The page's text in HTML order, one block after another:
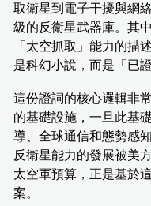
取衛星到電子干擾與網
級的反衛星武器庫。其
「太空抓取」能力的描
是科幻小說，而是「已
這份證詞的核心邏輯非
的基礎設施，一旦此基
導、全球通信和態勢感
反衛星能力的發展被美
太空軍預算，正是基於
案。